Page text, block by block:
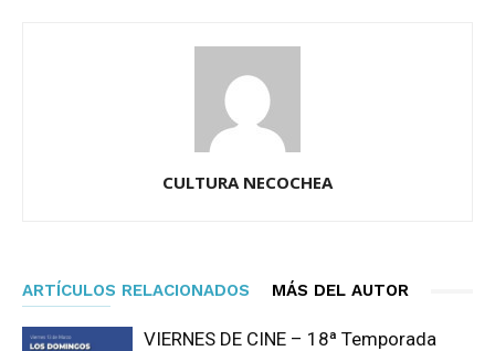
CULTURA NECOCHEA
ARTÍCULOS RELACIONADOS MÁS DEL AUTOR
VIERNES DE CINE – 18ª Temporada